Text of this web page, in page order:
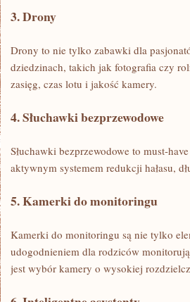
3. Drony
Drony to nie tylko ⁣zabawki dla
dziedzinach, takich jak⁣ fotografia czy
zasięg, czas lotu i jakość kamery.
4. ‌Słuchawki ⁣bezprzewodowe
Słuchawki bezprzewodowe⁢ to‌ must-
aktywnym systemem redukcji ‌hałasu,
5. Kamerki do monitoringu
Kamerki do monitoringu są nie tylko
udogodnieniem dla rodziców
jest wybór kamery o wysokiej